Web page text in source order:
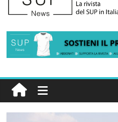
prevenzione
2° Urban Sup Trophy: la regata